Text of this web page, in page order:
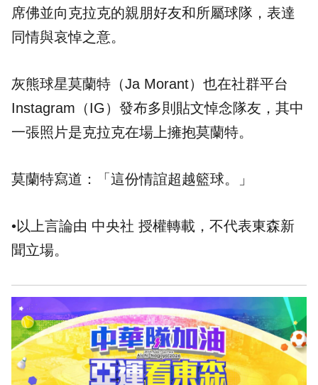
席佛並向克拉克的親朋好友和所屬球隊，表達
同情與哀悼之意。
灰熊球星莫蘭特（Ja Morant）也在社群平台
Instagram（IG）發布多則貼文悼念隊友，其中
一張照片是克拉克在場上擁抱莫蘭特。
莫蘭特寫道：「這份情誼超越籃球。」
•以上言論由 中央社 授權轉載，不代表東森新
聞立場。